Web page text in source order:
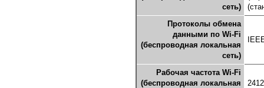
сеть)
Протоколы обмена
данными по Wi-Fi
(беспроводная локальная
сеть)
Рабочая частота Wi-Fi
(беспроводная локальная